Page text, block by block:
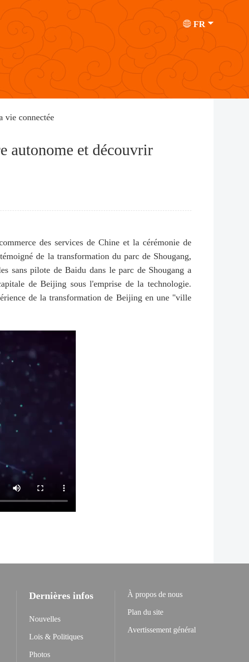
FR
vie connectée
autonome et découvrir
des services de Chine et la cérémonie de
de la transformation du parc de Shougang,
sans pilote de Baidu dans le parc de Shougang a
de Beijing sous l'emprise de la technologie.
de la transformation de Beijing en une "ville
Dernières infos
Nouvelles
Lois & Politiques
Photos
À propos de nous
Plan du site
Avertissement général